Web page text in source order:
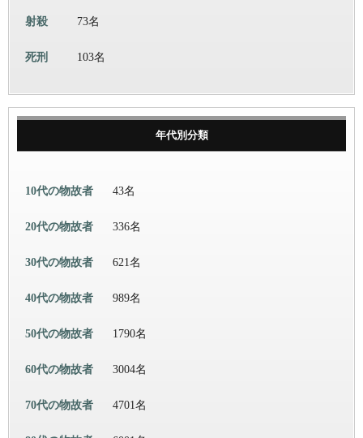
射殺 73名
死刑 103名
年代別分類
10代の物故者 43名
20代の物故者 336名
30代の物故者 621名
40代の物故者 989名
50代の物故者 1790名
60代の物故者 3004名
70代の物故者 4701名